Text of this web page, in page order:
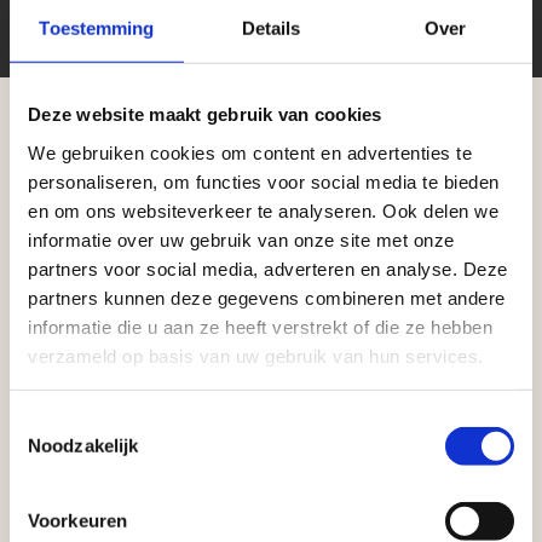
Toestemming Details Over
Deze website maakt gebruik van cookies
We gebruiken cookies om content en advertenties te
personaliseren, om functies voor social media te bieden
en om ons websiteverkeer te analyseren. Ook delen we
informatie over uw gebruik van onze site met onze
partners voor social media, adverteren en analyse. Deze
partners kunnen deze gegevens combineren met andere
informatie die u aan ze heeft verstrekt of die ze hebben
verzameld op basis van uw gebruik van hun services.
Noodzakelijk
Voorkeuren
Afdekplaten en vijverranden:
Voor een
nette afwerking van vijvers en
rond je zwembad met hoogwaardige
afwerking.
Opsluitbanden kopen? Bezoek onze showtuin!
Wil je de beste keuze maken voor jouw bestrating
of tuinproject? Bestel eenvoudig online of bezoek
onze showtuin om ons assortiment in het echt te
bekijken. Onze deskundige medewerkers helpen je
Aangepaste openingstijden tijdens de
vakantieperiode
Waardenburg en Vego Dordrecht hanteren tijdens
de vakantieperiode aangepaste openingstijden op
zaterdag. Bekijk de vestigingspagina voor de
actuele openingstijden.
maanden dicht is voor al het wegverkeer, is het fijn